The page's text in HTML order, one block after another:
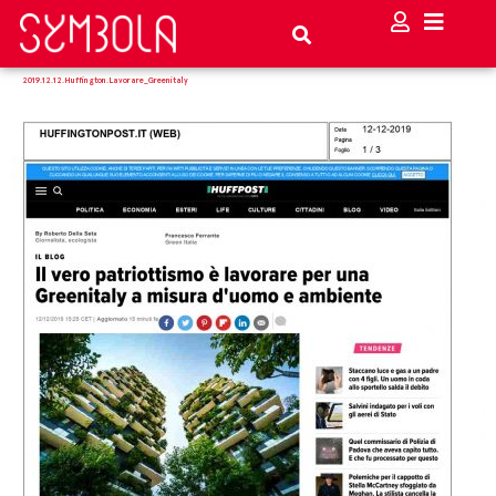
2019.12.12.Huffington.Lavorare_Greenitaly